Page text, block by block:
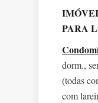
PARA
dorm.,
(todas
com